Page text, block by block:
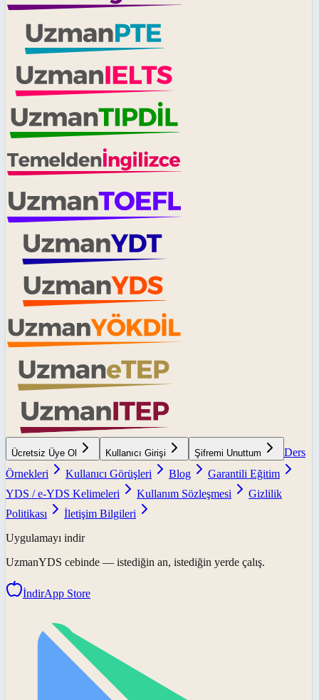
Ücretsiz Üye Ol Kullanıcı Girişi Şifremi Unuttum
Ders
Örnekleri
Kullanıcı Görüşleri Blog
Garantili Eğitim
YDS / e-YDS Kelimeleri
Kullanım Sözleşmesi
Gizlilik
Politikası
İletişim Bilgileri
Uygulamayı indir
UzmanYDS cebinde — istediğin an, istediğin yerde çalış.
İndirApp Store